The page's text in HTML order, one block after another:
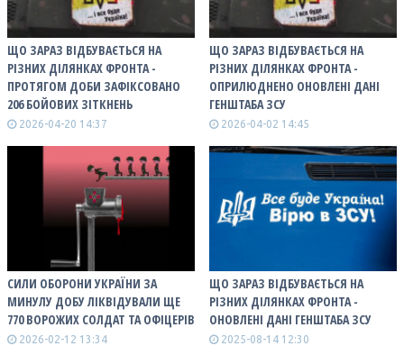
ЩО ЗАРАЗ ВІДБУВАЄТЬСЯ НА
РІЗНИХ ДІЛЯНКАХ ФРОНТА -
ПРОТЯГОМ ДОБИ ЗАФІКСОВАНО
206 БОЙОВИХ ЗІТКНЕНЬ
2026-04-20 14:37
ЩО ЗАРАЗ ВІДБУВАЄТЬСЯ НА
РІЗНИХ ДІЛЯНКАХ ФРОНТА -
ОПРИЛЮДНЕНО ОНОВЛЕНІ ДАНІ
ГЕНШТАБА ЗСУ
2026-04-02 14:45
СИЛИ ОБОРОНИ УКРАЇНИ ЗА
МИНУЛУ ДОБУ ЛІКВІДУВАЛИ ЩЕ
770 ВОРОЖИХ СОЛДАТ ТА ОФІЦЕРІВ
2026-02-12 13:34
ЩО ЗАРАЗ ВІДБУВАЄТЬСЯ НА
РІЗНИХ ДІЛЯНКАХ ФРОНТА -
ОНОВЛЕНІ ДАНІ ГЕНШТАБА ЗСУ
2025-08-14 12:30